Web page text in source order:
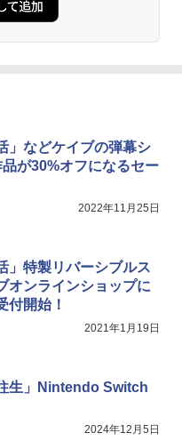
」などケイブの弾幕シ
が30%オフになるセー
2022年11月25日
」特製リバーシブルス
オンラインショップに
付開始！
2021年1月19日
生」Nintendo Switch
2024年12月5日